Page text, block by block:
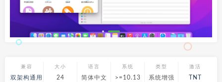
兼容
双架构通用
大小
24
语言
简体中文
系统
>=10.13
类型
系统增强
激活
TNT